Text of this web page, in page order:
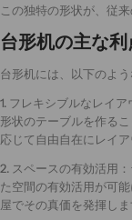
この独特の形状が、従
台形机の主な利
台形机には、以下のよ
1. フレキシブルなレイ
形状のテーブルを作る
応じて自由自在にレイア
2. スペースの有効活用
た空間の有効活用が可
屋でその真価を発揮しま